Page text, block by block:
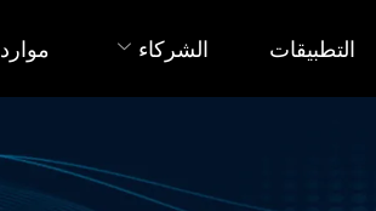
التطبيقات الشركاء موارد